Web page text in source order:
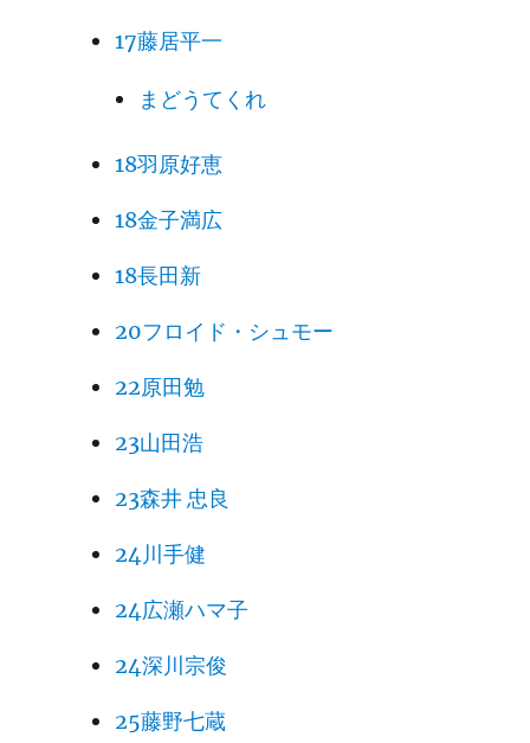
17藤居平一
まどうてくれ
18羽原好恵
18金子満広
18長田新
20フロイド・シュモー
22原田勉
23山田浩
23森井 忠良
24川手健
24広瀬ハマ子
24深川宗俊
25藤野七蔵